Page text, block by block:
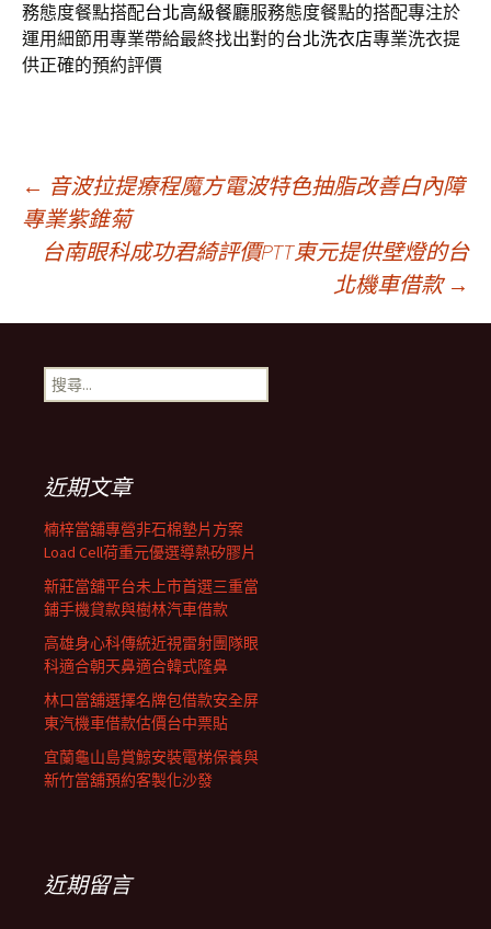
務態度餐點搭配台北高級餐廳服務態度餐點的搭配專注於
運用細節用專業帶給最終找出對的台北洗衣店專業洗衣提
供正確的預約評價
文
章
導
航
列
← 音波拉提療程魔方電波特色抽脂改善白內障
專業紫錐菊
台南眼科成功君綺評價PTT東元提供壁燈的台
北機車借款 →
搜
尋
近期文章
楠梓當舖專營非石棉墊片方案
Load Cell荷重元優選導熱矽膠片
新莊當舖平台未上市首選三重當
鋪手機貸款與樹林汽車借款
高雄身心科傳統近視雷射團隊眼
科適合朝天鼻適合韓式隆鼻
林口當舖選擇名牌包借款安全屏
東汽機車借款估價台中票貼
宜蘭龜山島賞鯨安裝電梯保養與
新竹當舖預約客製化沙發
近期留言